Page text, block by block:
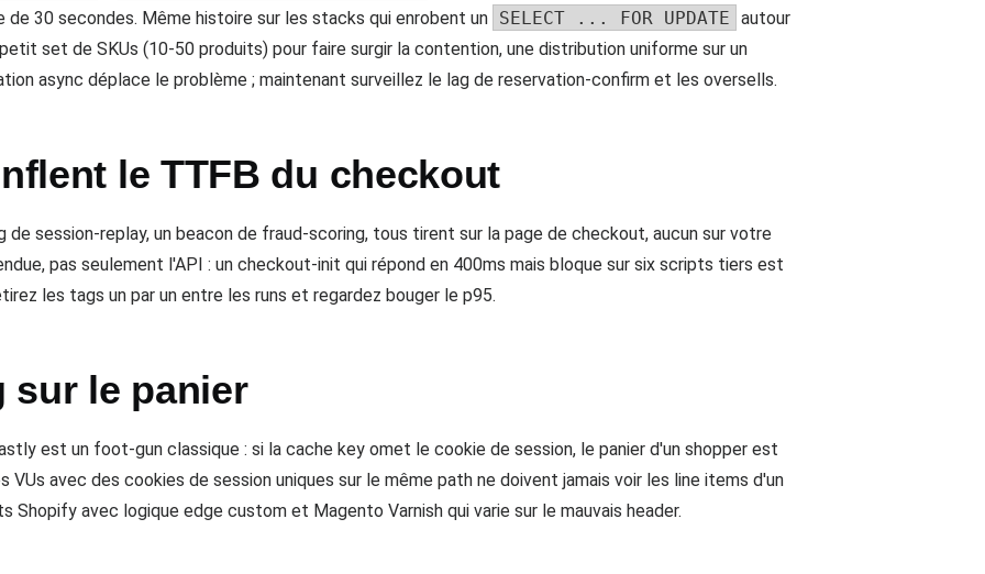
30 secondes. Même histoire sur les stacks qui enrobent un SELECT ... FOR UPDATE autour
set de SKUs (10-50 produits) pour faire surgir la contention, une distribution uniforme sur un
async déplace le problème ; maintenant surveillez le lag de reservation-confirm et les oversells.
le TTFB du checkout
de session-replay, un beacon de fraud-scoring, tous tirent sur la page de checkout, aucun sur votre
pas seulement l'API : un checkout-init qui répond en 400ms mais bloque sur six scripts tiers est
les tags un par un entre les runs et regardez bouger le p95.
sur le panier
est un foot-gun classique : si la cache key omet le cookie de session, le panier d'un shopper est
VUs avec des cookies de session uniques sur le même path ne doivent jamais voir les line items d'un
Shopify avec logique edge custom et Magento Varnish qui varie sur le mauvais header.